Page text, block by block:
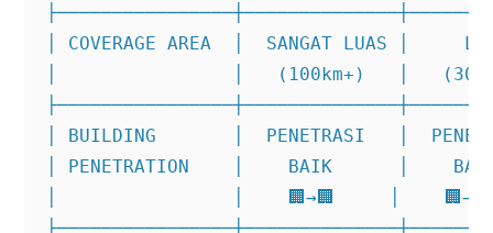
│ COVERAGE AREA  │  SANGAT LUAS │
│                │   (100km+)   │
│ BUILDING       │  PENETRASI   │
│ PENETRATION    │    BAIK      │
│                │    🏢→🏢     │